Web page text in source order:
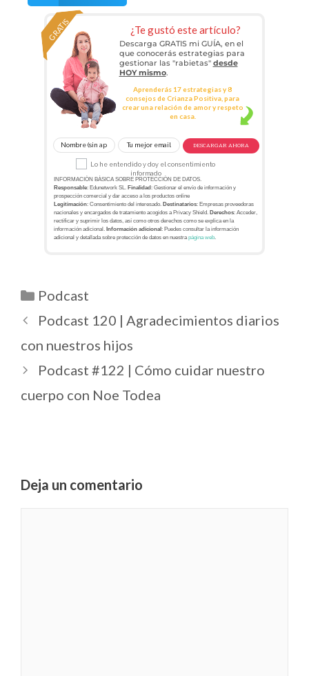
¿Te gustó este artículo?
GRATIS
Descarga GRATIS mi GUÍA, en el
que conocerás estrategias para
gestionar las "rabietas" desde
HOY mismo.
Aprenderás 17 estrategias y 8
consejos de Crianza Positiva, para
crear una relación de amor y respeto
en casa.
INFORMACIÓN BÁSICA SOBRE PROTECCIÓN DE DATOS.
Responsable: Edunetwork SL. Finalidad : Gestionar el envío de información y
prospección comercial y dar acceso a los productos online
Legitimación: Consentimiento del interesado. Destinatarios: Empresas proveedoras
nacionales y encargados de tratamiento acogidos a Privacy Shield. Derechos: Acceder,
rectificar y suprimir los datos, así como otros derechos como se explica en la
información adicional. Información adicional: Puedes consultar la información
adicional y detallada sobre protección de datos en nuestrapágina web.
Lo he entendido y doy el consentimiento
informado
DESCARGAR AHORA
Podcast
Podcast 120 | Agradecimientos diarios
con nuestros hijos
Podcast #122 | Cómo cuidar nuestro
cuerpo con Noe Todea
Deja un comentario